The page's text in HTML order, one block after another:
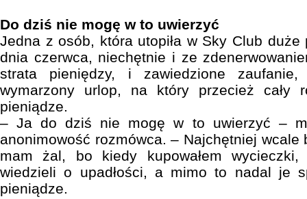
Do dziś nie mogę w to uwierzyć
Jedna z osób, która utopiła w Sky Club
dnia czerwca, niechętnie i ze
strata pieniędzy, i zawiedzione
wymarzony urlop, na który przecież cały
pieniądze.
– Ja do dziś nie mogę w to uwierzyć –
anonimowość rozmówca. – Najchętniej wcale
mam żal, bo kiedy kupowałem
wiedzieli o upadłości, a mimo to nadal je
pieniądze.